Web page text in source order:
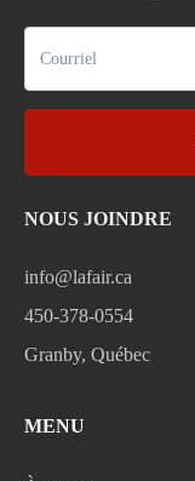
NOUS JOINDRE
info@lafair.ca
450-378-0554
Granby, Québec
MENU